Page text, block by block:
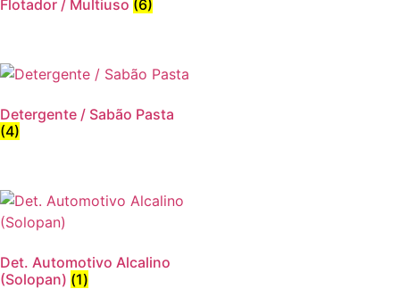
Flotador / Multiuso (6)
Detergente / Sabão Pasta
(4)
Det. Automotivo Alcalino
(Solopan) (1)